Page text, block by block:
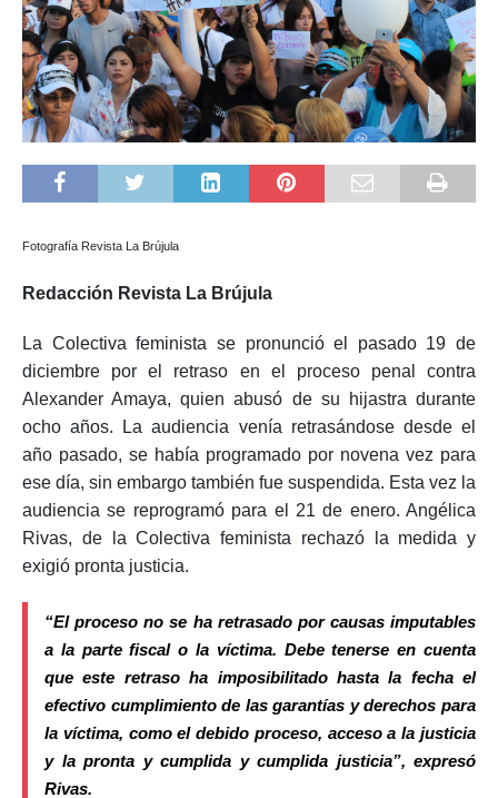
Fotografía Revista La Brújula
Redacción Revista La Brújula
La Colectiva feminista se pronunció el pasado 19 de
diciembre por el retraso en el proceso penal contra
Alexander Amaya, quien abusó de su hijastra durante
ocho años. La audiencia venía retrasándose desde el
año pasado, se había programado por novena vez para
ese día, sin embargo también fue suspendida. Esta vez la
audiencia se reprogramó para el 21 de enero. Angélica
Rivas, de la Colectiva feminista rechazó la medida y
exigió pronta justicia.
“El proceso no se ha retrasado por causas imputables
a la parte fiscal o la víctima. Debe tenerse en cuenta
que este retraso ha imposibilitado hasta la fecha el
efectivo cumplimiento de las garantías y derechos para
la víctima, como el debido proceso, acceso a la justicia
y la pronta y cumplida y cumplida justicia”, expresó
Rivas.